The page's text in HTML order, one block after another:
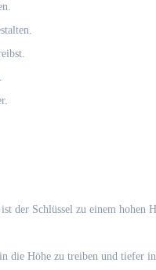
Schlüssel zu einem hohen
die Höhe zu treiben und tiefer